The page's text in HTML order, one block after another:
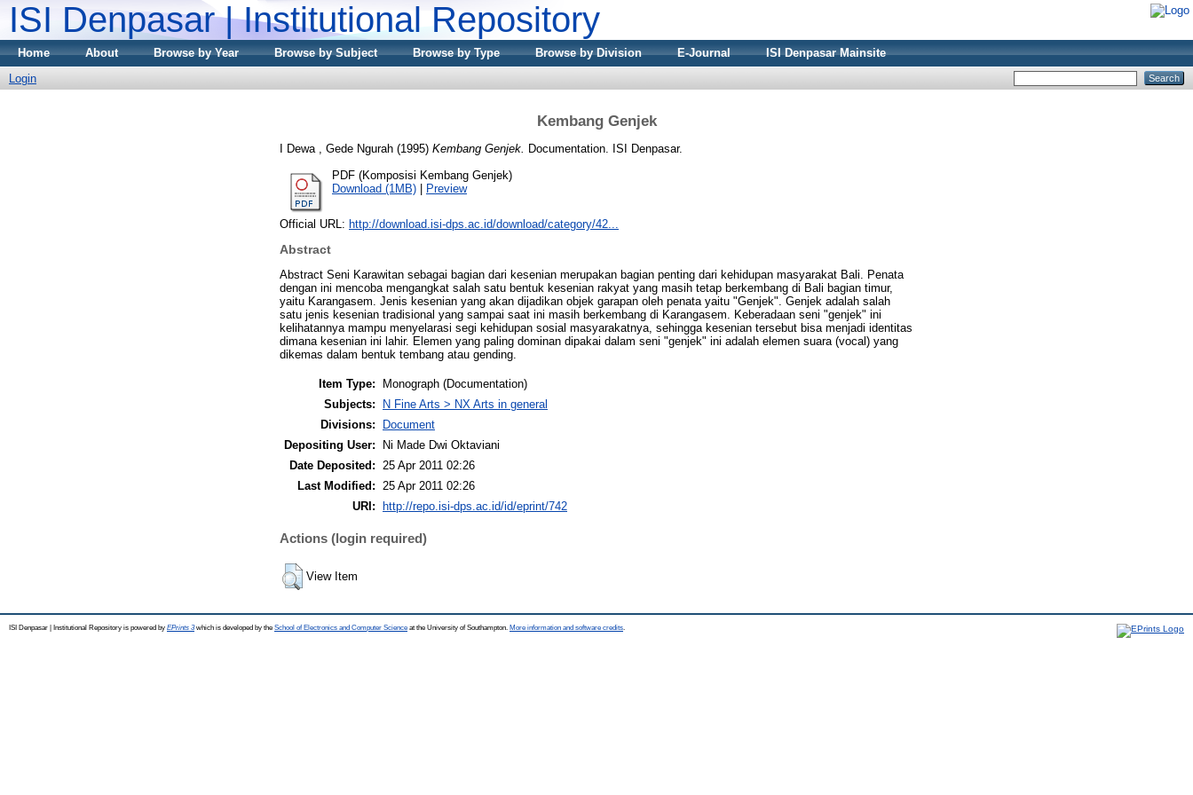
ISI Denpasar | Institutional Repository
Home About Browse by Year Browse by Subject Browse by Type Browse by Division E-Journal
ISI Denpasar Mainsite
Login
Kembang Genjek
I Dewa , Gede Ngurah (1995) Kembang Genjek. Documentation. ISI Denpasar.
PDF (Komposisi Kembang Genjek)
Download (1MB)
Preview
Official URL: http://download.isi-dps.ac.id/download/category/42...
Abstract
Abstract Seni Karawitan sebagai bagian dari kesenian merupakan bagian penting dari kehidupan masyarakat Bali. Penata
dengan ini mencoba mengangkat salah satu bentuk kesenian rakyat yang masih tetap berkembang di Bali bagian timur,
yaitu Karangasem. Jenis kesenian yang akan dijadikan objek garapan oleh penata yaitu "Genjek". Genjek adalah salah
satu jenis kesenian tradisional yang sampai saat ini masih berkembang di Karangasem. Keberadaan seni "genjek" ini
kelihatannya mampu menyelarasi segi kehidupan sosial masyarakatnya, sehingga kesenian tersebut bisa menjadi identitas
dimana kesenian ini lahir. Elemen yang paling dominan dipakai dalam seni "genjek" ini adalah elemen suara (vocal) yang
dikemas dalam bentuk tembang atau gending.
Item Type:
Monograph (Documentation)
Subjects:
N Fine Arts > NX Arts in general
Divisions:
Document
Depositing User:
Ni Made Dwi Oktaviani
Date Deposited:
25 Apr 2011 02:26
Last Modified:
25 Apr 2011 02:26
URI:
http://repo.isi-dps.ac.id/id/eprint/742
Actions (login required)
View Item
ISI Denpasar | Institutional Repository is powered by EPrints 3which is developed by the School of Electronics and Computer Science at the University of Southampton. More information and software credits